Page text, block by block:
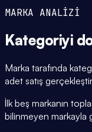
MARKA ANALİZİ
Kategoriyi
Marka tarafında
adet satış
İlk beş markanın
bilinmeyen markayla